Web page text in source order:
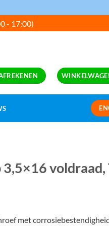
- 17:00)
voldraad,
met